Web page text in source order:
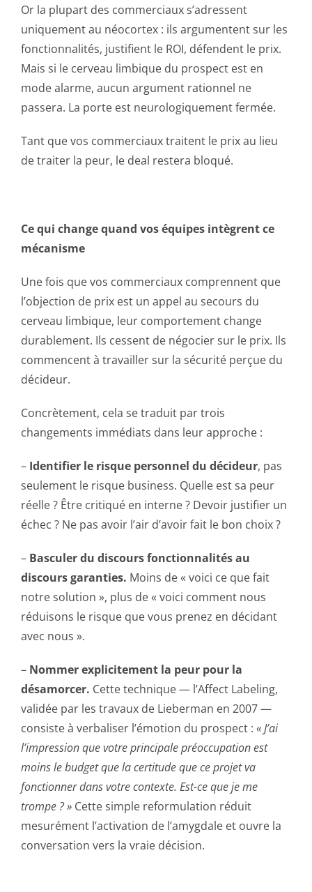
Or la plupart des commerciaux s’adressent
uniquement au néocortex : ils argumentent sur les
fonctionnalités, justifient le ROI, défendent le prix.
Mais si le cerveau limbique du prospect est en
mode alarme, aucun argument rationnel ne
passera. La porte est neurologiquement fermée.
Tant que vos commerciaux traitent le prix au lieu
de traiter la peur, le deal restera bloqué.
Ce qui change quand vos équipes intègrent ce
mécanisme
Une fois que vos commerciaux comprennent que
l’objection de prix est un appel au secours du
cerveau limbique, leur comportement change
durablement. Ils cessent de négocier sur le prix. Ils
commencent à travailler sur la sécurité perçue du
décideur.
Concrètement, cela se traduit par trois
changements immédiats dans leur approche :
– Identifier le risque personnel du décideur, pas
seulement le risque business. Quelle est sa peur
réelle ? Être critiqué en interne ? Devoir justifier un
échec ? Ne pas avoir l’air d’avoir fait le bon choix ?
– Basculer du discours fonctionnalités au
discours garanties. Moins de « voici ce que fait
notre solution », plus de « voici comment nous
réduisons le risque que vous prenez en décidant
avec nous ».
– Nommer explicitement la peur pour la
désamorcer. Cette technique — l’Affect Labeling,
validée par les travaux de Lieberman en 2007 —
consiste à verbaliser l’émotion du prospect : « J’ai
l’impression que votre principale préoccupation est
moins le budget que la certitude que ce projet va
fonctionner dans votre contexte. Est-ce que je me
trompe ? » Cette simple reformulation réduit
mesurément l’activation de l’amygdale et ouvre la
conversation vers la vraie décision.